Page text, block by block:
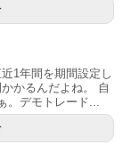
1年間を期間設定し
かるんだよね。 自
。デモトレード...